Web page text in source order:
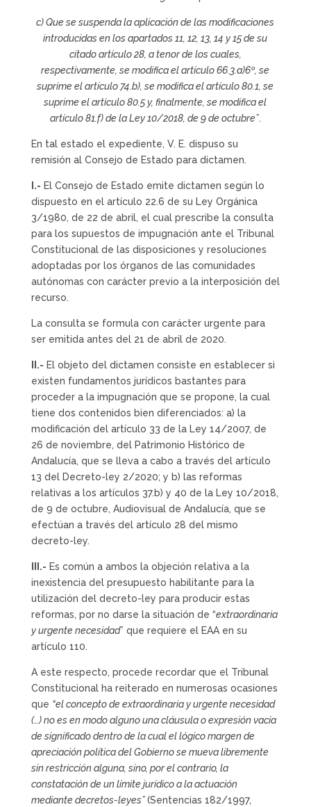
c) Que se suspenda la aplicación de las modificaciones
introducidas en los apartados 11, 12, 13, 14 y 15 de su
citado artículo 28, a tenor de los cuales,
respectivamente, se modifica el artículo 66.3.a)6º, se
suprime el artículo 74.b), se modifica el artículo 80.1, se
suprime el artículo 80.5 y, finalmente, se modifica el
artículo 81.f) de la Ley 10/2018, de 9 de octubre”.
En tal estado el expediente, V. E. dispuso su
remisión al Consejo de Estado para dictamen.
I.- El Consejo de Estado emite dictamen según lo
dispuesto en el artículo 22.6 de su Ley Orgánica
3/1980, de 22 de abril, el cual prescribe la consulta
para los supuestos de impugnación ante el Tribunal
Constitucional de las disposiciones y resoluciones
adoptadas por los órganos de las comunidades
autónomas con carácter previo a la interposición del
recurso.
La consulta se formula con carácter urgente para
ser emitida antes del 21 de abril de 2020.
II.- El objeto del dictamen consiste en establecer si
existen fundamentos jurídicos bastantes para
proceder a la impugnación que se propone, la cual
tiene dos contenidos bien diferenciados: a) la
modificación del artículo 33 de la Ley 14/2007, de
26 de noviembre, del Patrimonio Histórico de
Andalucía, que se lleva a cabo a través del artículo
13 del Decreto-ley 2/2020; y b) las reformas
relativas a los artículos 37.b) y 40 de la Ley 10/2018,
de 9 de octubre, Audiovisual de Andalucía, que se
efectúan a través del artículo 28 del mismo
decreto-ley.
III.- Es común a ambos la objeción relativa a la
inexistencia del presupuesto habilitante para la
utilización del decreto-ley para producir estas
reformas, por no darse la situación de “extraordinaria
y urgente necesidad” que requiere el EAA en su
artículo 110.
A este respecto, procede recordar que el Tribunal
Constitucional ha reiterado en numerosas ocasiones
que “el concepto de extraordinaria y urgente necesidad
(…) no es en modo alguno una cláusula o expresión vacía
de significado dentro de la cual el lógico margen de
apreciación política del Gobierno se mueva libremente
sin restricción alguna, sino, por el contrario, la
constatación de un límite jurídico a la actuación
mediante decretos-leyes”(Sentencias 182/1997,